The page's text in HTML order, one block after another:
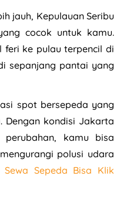
jauh, Kepulauan Seribu
cocok untuk kamu.
ke pulau terpencil di
sepanjang pantai yang
spot bersepeda yang
Dengan kondisi Jakarta
kamu bisa
polusi udara
Sewa Sepeda Bisa Klik